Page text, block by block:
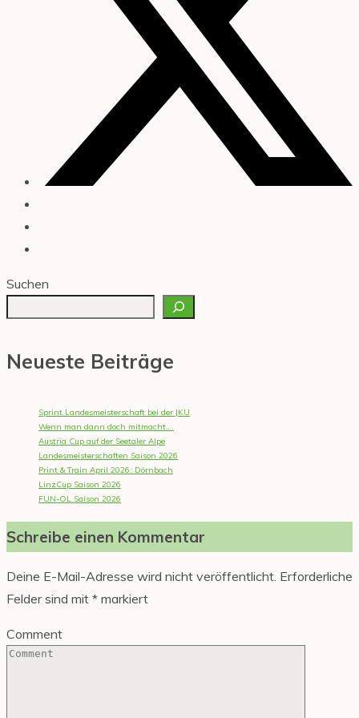
Suchen
Neueste Beiträge
Sprint Landesmeisterschaft bei der JKU
Wenn man dann doch mitmacht….
Austria Cup auf der Seetaler Alpe
Landesmeisterschaften Saison 2026
Print & Train April 2026: Dörnbach
LinzCup Saison 2026
FUN-OL Saison 2026
Schreibe einen Kommentar
Deine E-Mail-Adresse wird nicht veröffentlicht. Erforderliche
Felder sind mit * markiert
Comment